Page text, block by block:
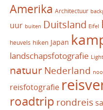
Amerika Architectuur
uur buiten Duitsland Eifel
heuvels hiken Japan
landschapsfotografie
natuur Nederland
reisfotografie
roadtrip rondreis